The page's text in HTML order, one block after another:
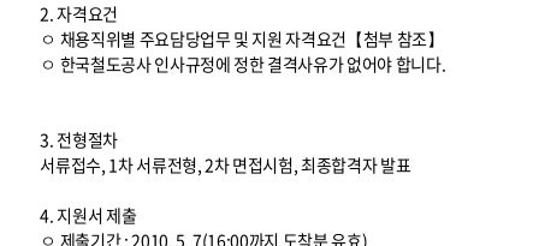
2. 자격요건
ㅇ 채용직위별 주요담당업무 및 지원 자격요건【첨부 참조】
ㅇ 한국철도공사 인사규정에 정한 결격사유가 없어야 합니다.
3. 전형절차
서류접수, 1차 서류전형, 2차 면접시험, 최종합격자 발표
4. 지원서 제출
ㅇ 제출기간 : 2010. 5. 7(16:00까지 도착분 유효)